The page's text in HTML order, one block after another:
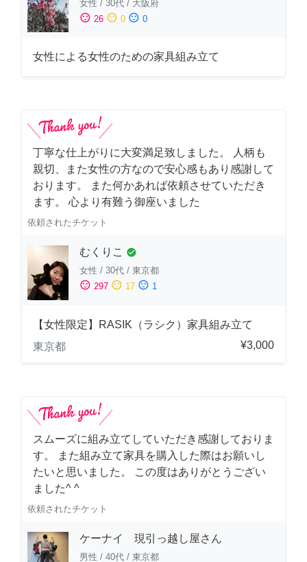
女性 / 30代 / 大阪府
sentiment_satisfied 26 sentiment_neutral 0 sentiment_dissatisfied 0
女性による女性のための家具組み立て
丁寧な仕上がりに大変満足致しました。 人柄も
親切、また女性の方なので安心感もあり感謝して
おります。 また何かあれば依頼させていただき
ます。 心より有難う御座いました
依頼されたチケット
むくりこ check_circle
女性 / 30代 / 東京都
sentiment_satisfied 297 sentiment_neutral 17 sentiment_dissatisfied 1
【女性限定】RASIK（ラシク）家具組み立て
東京都
¥3,000
スムーズに組み立てしていただき感謝しておりま
す。 また組み立て家具を購入した際はお願いし
たいと思いました。 この度はありがとうござい
ました^ ^
依頼されたチケット
ケーナイ 現引っ越し屋さん
男性 / 40代 / 東京都